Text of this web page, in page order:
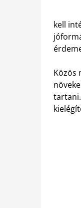
kell
Közös